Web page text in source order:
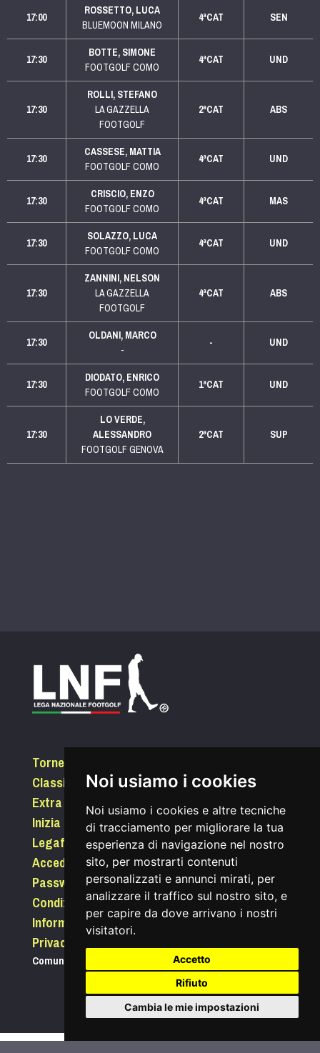
Noi usiamo i cookies
Noi usiamo i cookies e altre tecniche
di tracciamento per migliorare la tua
esperienza di navigazione nel nostro
sito, per mostrarti contenuti
personalizzati e annunci mirati, per
analizzare il traffico sul nostro sito, e
per capire da dove arrivano i nostri
visitatori.
Accetto
Rifiuto
Cambia le mie impostazioni
17:00
ROSSETTO, LUCA
BLUEMOON MILANO
4ªCAT SEN
17:30
BOTTE, SIMONE
FOOTGOLF COMO
4ªCAT UND
17:30
ROLLI, STEFANO
LA GAZZELLA
FOOTGOLF
2ªCAT ABS
17:30
CASSESE, MATTIA
FOOTGOLF COMO
4ªCAT UND
17:30
CRISCIO, ENZO
FOOTGOLF COMO
4ªCAT MAS
17:30
SOLAZZO, LUCA
FOOTGOLF COMO
4ªCAT UND
17:30
ZANNINI, NELSON
LA GAZZELLA
FOOTGOLF
4ªCAT ABS
17:30
OLDANI, MARCO
-
- UND
17:30
DIODATO, ENRICO
FOOTGOLF COMO
1ªCAT UND
17:30
LO VERDE,
ALESSANDRO
FOOTGOLF GENOVA
2ªCAT SUP
Tornei
Classifiche
Extra
Inizia a giocare
Legafootgolf.it
Accedi
Password dimenticata?
Condizioni di utilizzo
Informativa sui Cookie
Privacy
Comunica con noi segreteria@legafootgolf.it